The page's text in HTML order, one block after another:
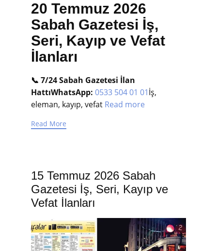
20 Temmuz 2026
Sabah Gazetesi İş,
Seri, Kayıp ve Vefat
İlanları
📞 7/24 Sabah Gazetesi İlan
HattıWhatsApp: 0533 504 01 01İş,
eleman, kayıp, vefat Read more
Read More
15 Temmuz 2026 Sabah
Gazetesi İş, Seri, Kayıp ve
Vefat İlanları